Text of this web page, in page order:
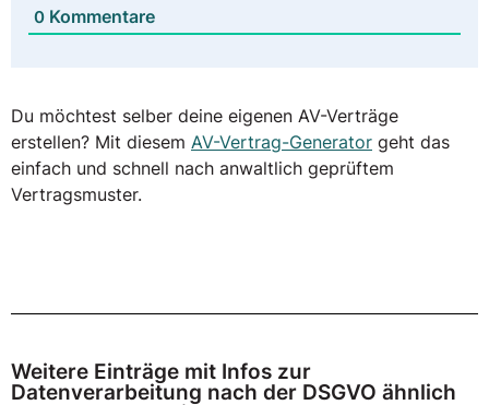
0 Kommentare
Du möchtest selber deine eigenen AV-Verträge
erstellen? Mit diesem AV-Vertrag-Generator geht das
einfach und schnell nach anwaltlich geprüftem
Vertragsmuster.
Weitere Einträge mit Infos zur
Datenverarbeitung nach der DSGVO ähnlich